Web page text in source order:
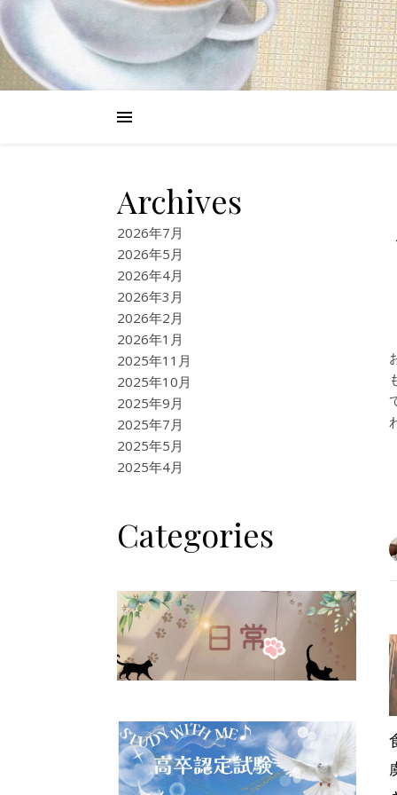
Archives
2026年7月
2026年5月
2026年4月
2026年3月
2026年2月
2026年1月
2025年11月
2025年10月
2025年9月
2025年7月
2025年5月
2025年4月
Categories